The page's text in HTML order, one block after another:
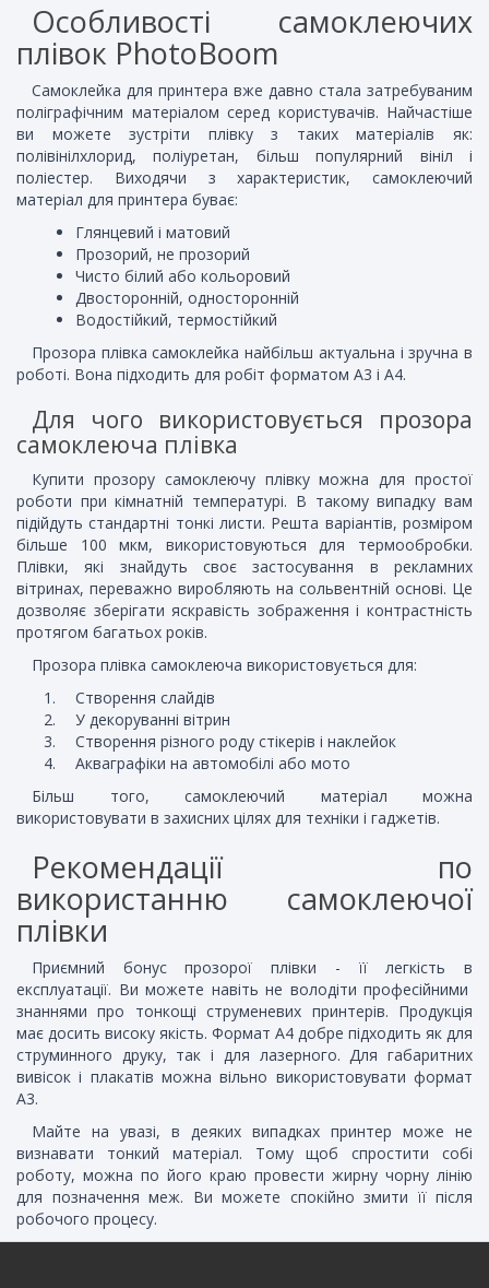
Особливості самоклеючих
плівок PhotoBoom
Самоклейка для принтера вже давно стала затребуваним
поліграфічним матеріалом серед користувачів. Найчастіше
ви можете зустріти плівку з таких матеріалів як:
полівінілхлорид, поліуретан, більш популярний вініл і
поліестер. Виходячи з характеристик, самоклеючий
матеріал для принтера буває:
Глянцевий і матовий
Прозорий, не прозорий
Чисто білий або кольоровий
Двосторонній, односторонній
Водостійкий, термостійкий
Прозора плівка самоклейка найбільш актуальна і зручна в
роботі. Вона підходить для робіт форматом А3 і А4.
Для чого використовується прозора
самоклеюча плівка
Купити прозору самоклеючу плівку можна для простої
роботи при кімнатній температурі. В такому випадку вам
підійдуть стандартні тонкі листи. Решта варіантів, розміром
більше 100 мкм, використовуються для термообробки.
Плівки, які знайдуть своє застосування в рекламних
вітринах, переважно виробляють на сольвентній основі. Це
дозволяє зберігати яскравість зображення і контрастність
протягом багатьох років.
Прозора плівка самоклеюча використовується для:
Створення слайдів
У декоруванні вітрин
Створення різного роду стікерів і наклейок
Акваграфіки на автомобілі або мото
Більш того, самоклеючий матеріал можна
використовувати в захисних цілях для техніки і гаджетів.
Рекомендації по
використанню самоклеючої
плівки
Приємний бонус прозорої плівки - її легкість в
експлуатації. Ви можете навіть не володіти професійними
знаннями про тонкощі струменевих принтерів. Продукція
має досить високу якість. Формат А4 добре підходить як для
струминного друку, так і для лазерного. Для габаритних
вивісок і плакатів можна вільно використовувати формат
А3.
Майте на увазі, в деяких випадках принтер може не
визнавати тонкий матеріал. Тому щоб спростити собі
роботу, можна по його краю провести жирну чорну лінію
для позначення меж. Ви можете спокійно змити її після
робочого процесу.